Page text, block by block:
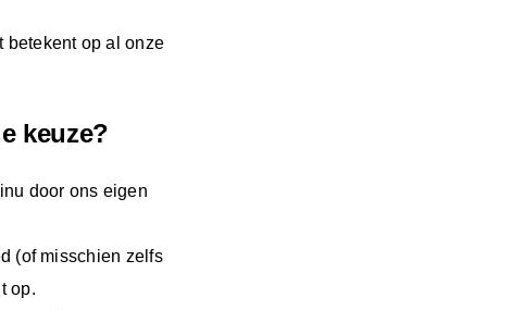
betekent op al onze
keuze?
door ons eigen
(of misschien zelfs
op.